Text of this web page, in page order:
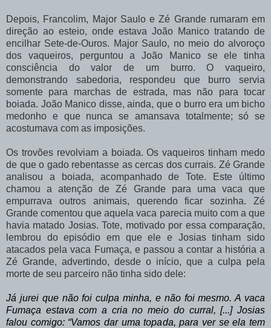
Depois, Francolim, Major Saulo e Zé Grande rumaram em
direção ao esteio, onde estava João Manico tratando de
encilhar Sete-de-Ouros. Major Saulo, no meio do alvoroço
dos vaqueiros, perguntou a João Manico se ele tinha
consciência do valor de um burro. O vaqueiro,
demonstrando
sabedoria, respondeu que burro
servia
somente para marchas de estrada, mas não para tocar
boiada. João Manico disse, ainda, que o burro era um bicho
medonho e que nunca se amansava totalmente; só se
acostumava com as imposições.
Os trovões revolviam a boiada. Os vaqueiros tinham medo
de que o gado rebentasse as cercas dos currais. Zé Grande
analisou
a boiada, acompanhado de Tote. Este
último
chamou a atenção de Zé Grande para uma vaca que
empurrava outros animais, querendo ficar sozinha. Zé
Grande comentou que aquela vaca parecia muito com a que
havia matado Josias. Tote, motivado por essa comparação,
lembrou
do episódio em que ele e Josias tinham sido
atacados pela vaca Fumaça, e passou a contar a história a
Zé Grande, advertindo, desde o início, que a culpa pela
morte de seu parceiro não tinha sido dele:
Já jurei que não foi culpa minha, e não foi mesmo. A vaca
Fumaça estava com a cria no meio do curral, [...] Josias
falou comigo: “Vamos dar uma topada, para ver se ela tem